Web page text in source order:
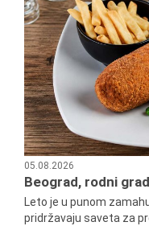
05.08.2026
Beograd, rodni
Leto je u punom
pridržavaju saveta za